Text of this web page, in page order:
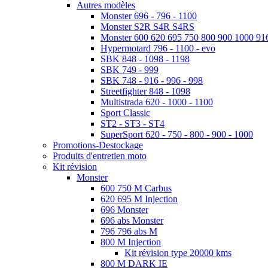
Autres modèles
Monster 696 - 796 - 1100
Monster S2R S4R S4RS
Monster 600 620 695 750 800 900 1000
Hypermotard 796 - 1100 - evo
SBK 848 - 1098 - 1198
SBK 749 - 999
SBK 748 - 916 - 996 - 998
Streetfighter 848 - 1098
Multistrada 620 - 1000 - 1100
Sport Classic
ST2 - ST3 - ST4
SuperSport 620 - 750 - 800 - 900 - 1000
Promotions-Destockage
Produits d'entretien moto
Kit révision
Monster
600 750 M Carbus
620 695 M Injection
696 Monster
696 abs Monster
796 796 abs M
800 M Injection
Kit révision type 20000 kms
800 M DARK IE